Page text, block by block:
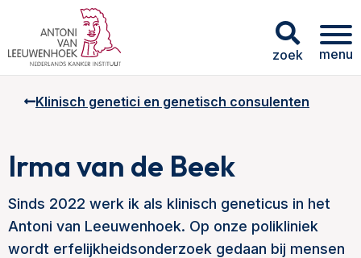
zoek menu
Klinisch genetici en genetisch consulenten
Irma van de Beek
Sinds 2022 werk ik als klinisch geneticus in het
Antoni van Leeuwenhoek. Op onze polikliniek
wordt erfelijkheidsonderzoek gedaan bij mensen